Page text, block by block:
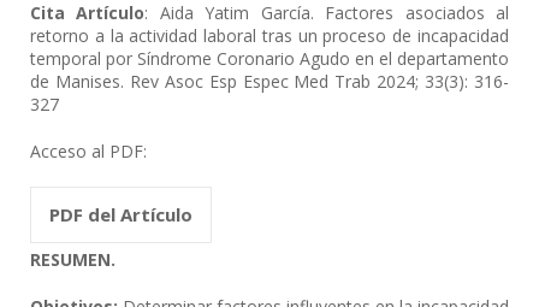
Cita Artículo: Aida Yatim García. Factores asociados al
retorno a la actividad laboral tras un proceso de incapacidad
temporal por Síndrome Coronario Agudo en el departamento
de Manises. Rev Asoc Esp Espec Med Trab 2024; 33(3): 316-
327
Acceso al PDF:
PDF del Artículo
RESUMEN.